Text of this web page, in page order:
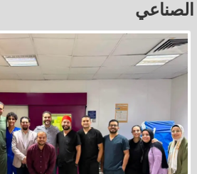
الصناعي